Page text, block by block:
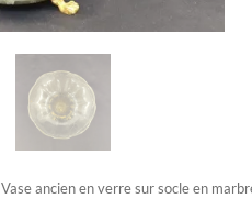
Vase ancien en verre sur socle en